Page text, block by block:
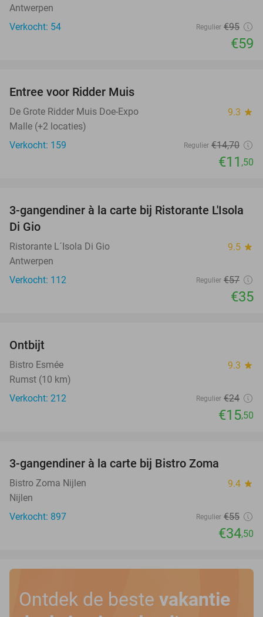
Antwerpen
Verkocht: 54
Regulier €95
€59
Entree voor Ridder Muis
De Grote Ridder Muis Doe-Expo 9.3 star
Malle (+2 locaties)
Verkocht: 159
Regulier €14,70
€11 ,50
39%
3-gangendiner à la carte bij Ristorante L'Isola
Di Gio
Ristorante L´Isola Di Gio 9.5 star
Antwerpen
Verkocht: 112
Regulier €57
€35
Ontbijt
Bistro Esmée 9.3 star
Rumst (10 km)
Verkocht: 212
Regulier €24
€15,50
3-gangendiner à la carte bij Bistro Zoma
Bistro Zoma Nijlen 9.4 star
Nijlen
Verkocht: 897
Regulier €55
€34,50
Ontdek de beste vakantie